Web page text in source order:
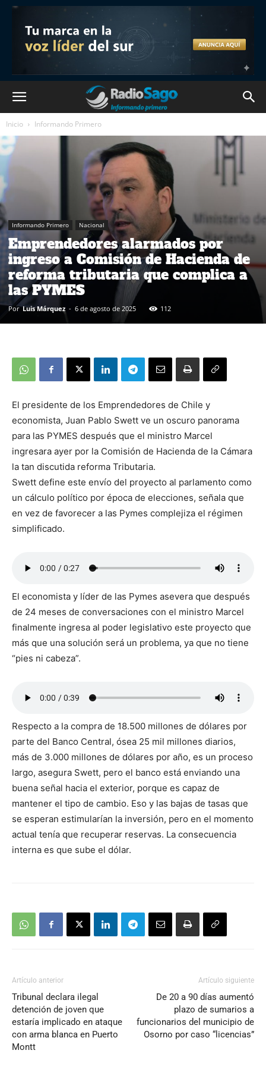
Inicio Informando Primero
Informando Primero Nacional
Emprendedores alarmados por
ingreso a Comisión de Hacienda de
reforma tributaria que complica a
las PYMES
Por Luis Márquez - 6 de agosto de 2025 112
El presidente de los Emprendedores de Chile y
economista, Juan Pablo Swett ve un oscuro panorama
para las PYMES después que el ministro Marcel
ingresara ayer por la Comisión de Hacienda de la Cámara
la tan discutida reforma Tributaria.
Swett define este envío del proyecto al parlamento como
un cálculo político por época de elecciones, señala que
en vez de favorecer a las Pymes complejiza el régimen
simplificado.
El economista y líder de las Pymes asevera que después
de 24 meses de conversaciones con el ministro Marcel
finalmente ingresa al poder legislativo este proyecto que
más que una solución será un problema, ya que no tiene
“pies ni cabeza”.
Respecto a la compra de 18.500 millones de dólares por
parte del Banco Central, ósea 25 mil millones diarios,
más de 3.000 millones de dólares por año, es un proceso
largo, asegura Swett, pero el banco está enviando una
buena señal hacia el exterior, porque es capaz de
mantener el tipo de cambio. Eso y las bajas de tasas que
se esperan estimularían la inversión, pero en el momento
actual tenía que recuperar reservas. La consecuencia
interna es que sube el dólar.
Artículo anterior
Tribunal declara ilegal
detención de joven que
estaría implicado en ataque
con arma blanca en Puerto
Montt
Artículo siguiente
De 20 a 90 días aumentó
plazo de sumarios a
funcionarios del municipio de
Osorno por caso “licencias”